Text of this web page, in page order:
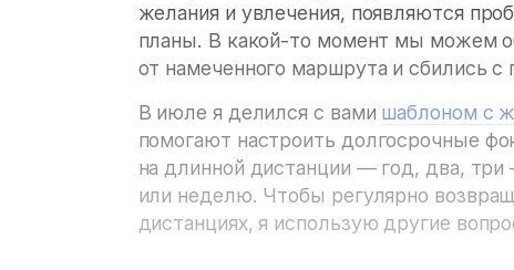
желания и увлечения, появляются
планы. В какой-то момент мы можем
от намеченного маршрута и сбились с
В июле я делился с вами шаблоном с
помогают настроить долгосрочные
на длинной дистанции — год, два,
или неделю. Чтобы регулярно
дистанциях, я использую другие